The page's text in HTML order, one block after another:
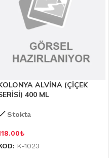
ALVİNA (ÇİÇEK
400 ML
Stokta
₺
K-1023